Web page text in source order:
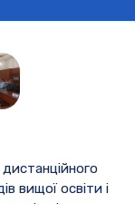
дистанційного
вищої освіти і